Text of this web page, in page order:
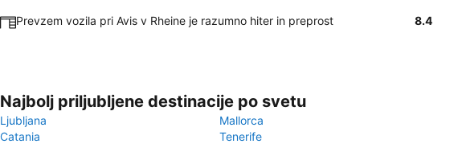
Prevzem vozila pri Avis v Rheine je razumno hiter in preprost 8.4
Najbolj priljubljene destinacije po svetu
Ljubljana
Mallorca
Catania
Tenerife